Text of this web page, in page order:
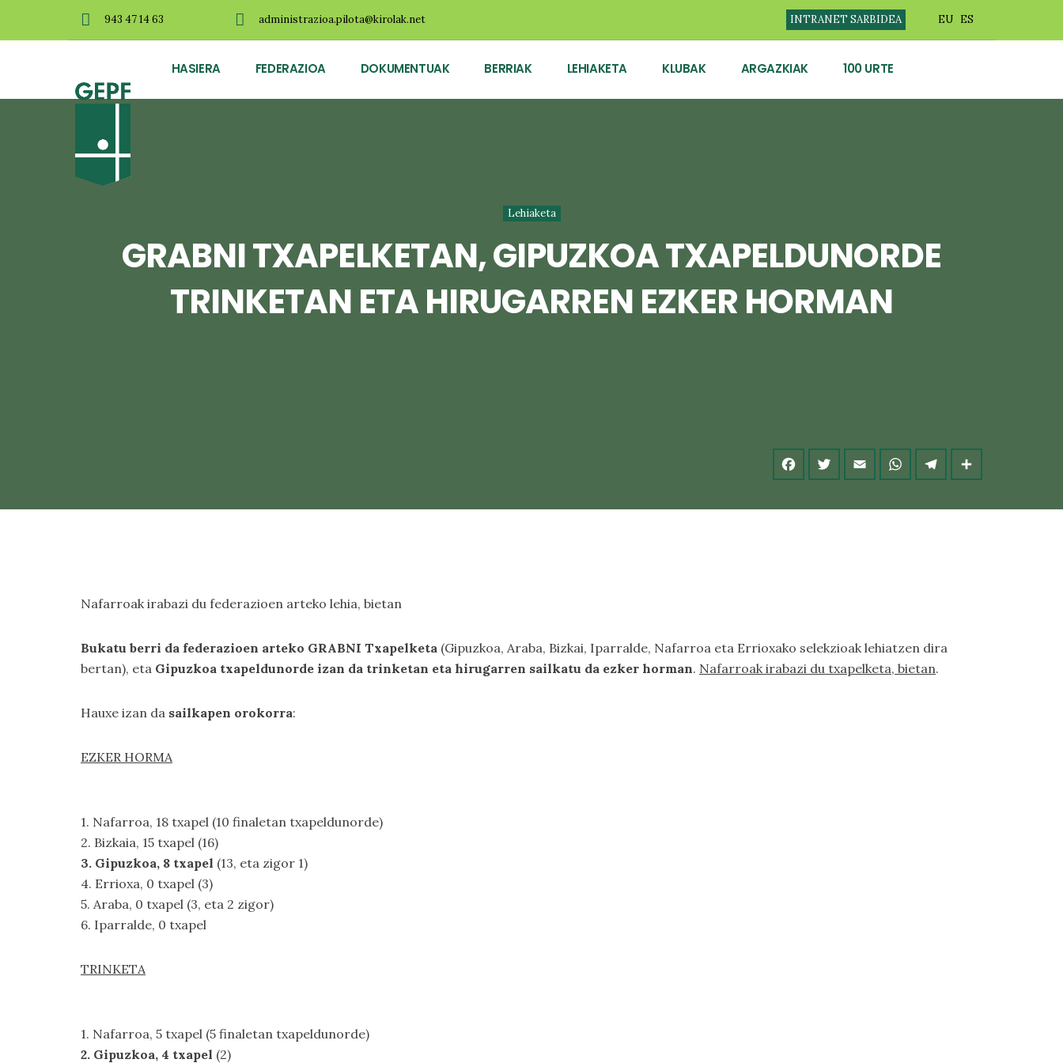
943 47 14 63 administrazioa.pilota@kirolak.net INTRANET SARBIDEA EU ES
HASIERA FEDERAZIOA DOKUMENTUAK BERRIAK LEHIAKETA KLUBAK ARGAZKIAK 100 URTE
Lehiaketa
GRABNI TXAPELKETAN, GIPUZKOA TXAPELDUNORDE
TRINKETAN ETA HIRUGARREN EZKER HORMAN
Nafarroak irabazi du federazioen arteko lehia, bietan
Bukatu berri da federazioen arteko GRABNI Txapelketa (Gipuzkoa, Araba, Bizkai, Iparralde, Nafarroa eta Errioxako selekzioak lehiatzen dira
bertan), eta Gipuzkoa txapeldunorde izan da trinketan eta hirugarren sailkatu da ezker horman. Nafarroak irabazi du txapelketa, bietan.
Hauxe izan da sailkapen orokorra:
EZKER HORMA
1. Nafarroa, 18 txapel (10 finaletan txapeldunorde)
2. Bizkaia, 15 txapel (16)
3. Gipuzkoa, 8 txapel (13, eta zigor 1)
4. Errioxa, 0 txapel (3)
5. Araba, 0 txapel (3, eta 2 zigor)
6. Iparralde, 0 txapel
TRINKETA
1. Nafarroa, 5 txapel (5 finaletan txapeldunorde)
2. Gipuzkoa, 4 txapel (2)